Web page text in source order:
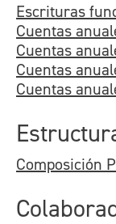
Escrituras
Cuentas
Cuentas
Cuentas
Cuentas
Composición